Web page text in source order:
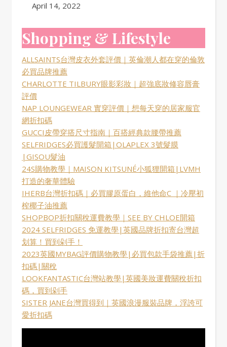
Date
April 14, 2022
Shopping & Lifestyle
ALLSAINTS台灣皮衣外套評價｜英倫潮人都在穿的倫敦
必買品牌推薦
CHARLOTTE TILBURY眼影彩妝｜超強底妝修容唇膏
評價
NAP LOUNGEWEAR 實穿評價｜想每天穿的居家服官
網折扣碼
GUCCI皮帶穿搭尺寸指南｜百搭經典款腰帶推薦
SELFRIDGES必買護髮開箱|OLAPLEX 3號髮膜
|GISOU髮油
24S購物教學｜MAISON KITSUNÉ小狐狸開箱|LVMH
打造的奢華體驗
IHERB台灣折扣碼｜必買膠原蛋白，維他命C ｜冷壓初
榨椰子油推薦
SHOPBOP折扣關稅運費教學｜SEE BY CHLOE開箱
2024 SELFRIDGES 免運教學|英國品牌折扣寄台灣超
划算！買到剁手！
2023英國MYBAG評價購物教學|必買包款手袋推薦|折
扣碼|關稅
LOOKFANTASTIC台灣站教學|英國美妝運費關稅折扣
碼，買到剁手
SISTER JANE台灣買得到｜英國浪漫服裝品牌，浮誇可
愛折扣碼